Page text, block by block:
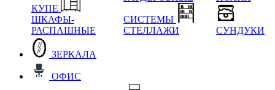
КУПЕ
ШКАФЫ-
РАСПАШНЫЕ
СИСТЕМЫ
СТЕЛЛАЖИ
СУНДУКИ
ЗЕРКАЛА
ОФИС